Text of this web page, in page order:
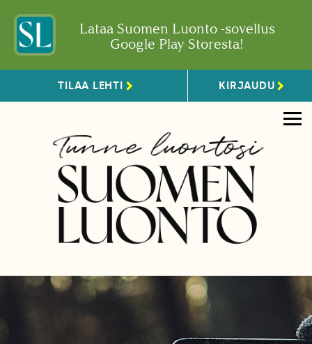
Lataa Suomen Luonto -sovellus
Google Play Storesta!
TILAA LEHTI KIRJAUDU